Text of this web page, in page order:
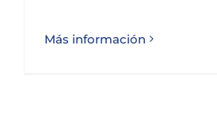
Más información